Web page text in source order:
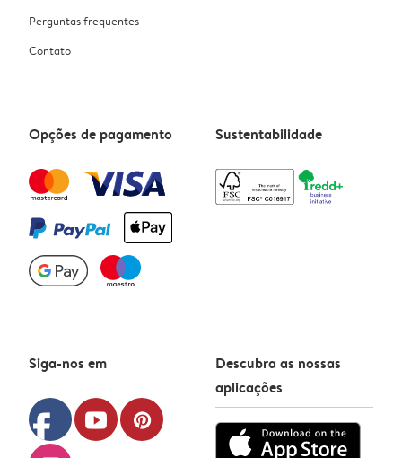
Perguntas frequentes
Contato
Opções de pagamento Sustentabilidade
Siga-nos em
facebook youtube pinterest
Descubra as nossas
aplicações